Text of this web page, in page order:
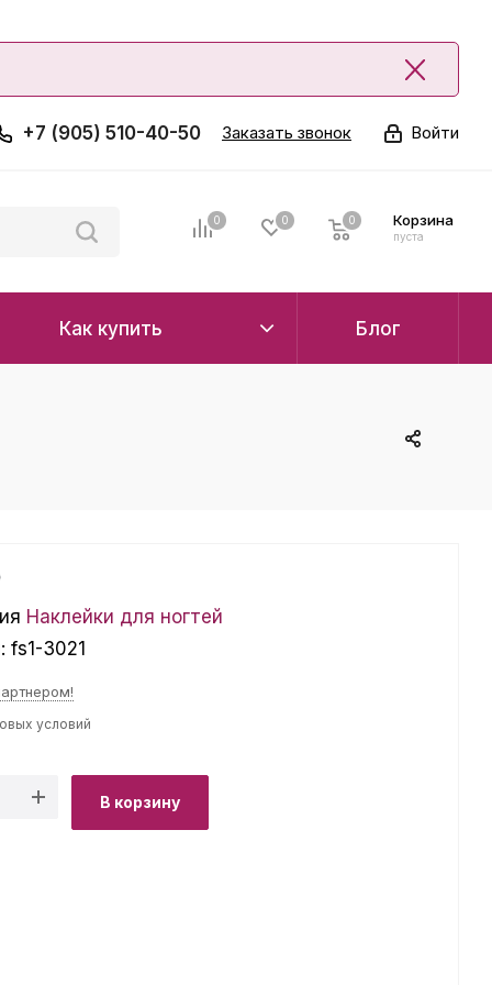
Войти
+7 (905) 510-40-50 Заказать звонок
0 0 Корзина
0
пуста
0
Как купить Блог
Наклейки для ногтей
fs1-3021
условий
В корзину